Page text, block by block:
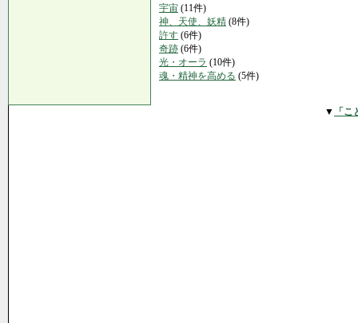
宇宙 (11件)
神、天使、妖精 (8件)
許す (6件)
奇跡 (6件)
光・オーラ (10件)
魂・精神を高める (5件)
▼ 「